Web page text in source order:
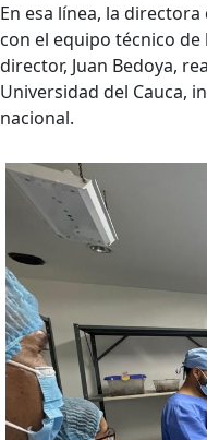
En esa línea, la
con el equipo técnico
director, Juan Bedoya,
Universidad del Cauca,
nacional.